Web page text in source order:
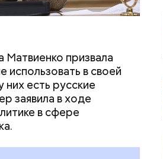
звезд и
день
какие праздники
в России и мире 7
призвала
использовать в своей
есть русские
заявила в ходе
в сфере